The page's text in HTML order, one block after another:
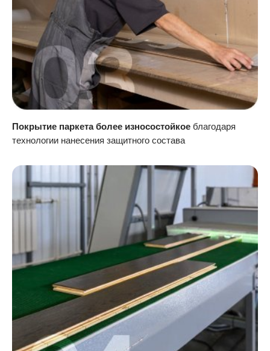
Покрытие паркета более износостойкое благодаря
технологии нанесения защитного состава